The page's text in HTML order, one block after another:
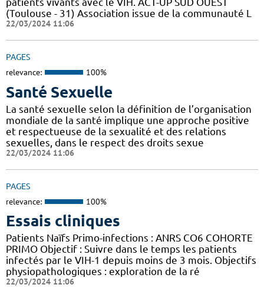
(Toulouse - 31) Association issue de la communauté L
22/03/2024 11:06
PAGES
relevance: 100%
Santé Sexuelle
La santé sexuelle selon la définition de l’organisation
mondiale de la santé implique une approche positive
et respectueuse de la sexualité et des relations
sexuelles, dans le respect des droits sexue
22/03/2024 11:06
PAGES
relevance: 100%
Essais cliniques
Patients Naïfs Primo-infections : ANRS CO6 COHORTE
PRIMO Objectif : Suivre dans le temps les patients
infectés par le VIH-1 depuis moins de 3 mois. Objectifs
physiopathologiques : exploration de la ré
22/03/2024 11:06